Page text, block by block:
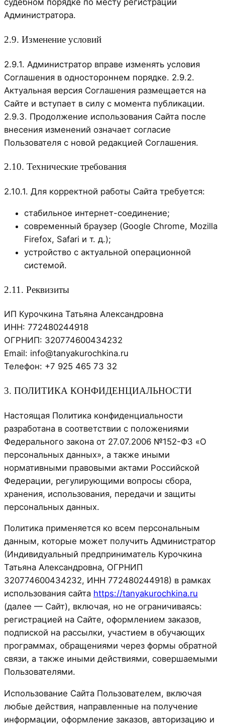
судебном порядке по месту регистрации
Администратора.
2.9. Изменение условий
2.9.1. Администратор вправе изменять условия
Соглашения в одностороннем порядке. 2.9.2.
Актуальная версия Соглашения размещается на
Сайте и вступает в силу с момента публикации.
2.9.3. Продолжение использования Сайта после
внесения изменений означает согласие
Пользователя с новой редакцией Соглашения.
2.10. Технические требования
2.10.1. Для корректной работы Сайта требуется:
стабильное интернет-соединение;
современный браузер (Google Chrome, Mozilla
Firefox, Safari и т. д.);
устройство с актуальной операционной
системой.
2.11. Реквизиты
ИП Курочкина Татьяна Александровна
ИНН: 772480244918
ОГРНИП: 320774600434232
Email: info@tanyakurochkina.ru
Телефон: +7 925 465 73 32
3. ПОЛИТИКА КОНФИДЕНЦИАЛЬНОСТИ
Настоящая Политика конфиденциальности
разработана в соответствии с положениями
Федерального закона от 27.07.2006 №152-ФЗ «О
персональных данных», а также иными
нормативными правовыми актами Российской
Федерации, регулирующими вопросы сбора,
хранения, использования, передачи и защиты
персональных данных.
Политика применяется ко всем персональным
данным, которые может получить Администратор
(Индивидуальный предприниматель Курочкина
Татьяна Александровна, ОГРНИП
320774600434232, ИНН 772480244918) в рамках
использования сайта https://tanyakurochkina.ru
(далее — Сайт), включая, но не ограничиваясь:
регистрацией на Сайте, оформлением заказов,
подпиской на рассылки, участием в обучающих
программах, обращениями через формы обратной
связи, а также иными действиями, совершаемыми
Пользователями.
Использование Сайта Пользователем, включая
любые действия, направленные на получение
информации, оформление заказов, авторизацию и